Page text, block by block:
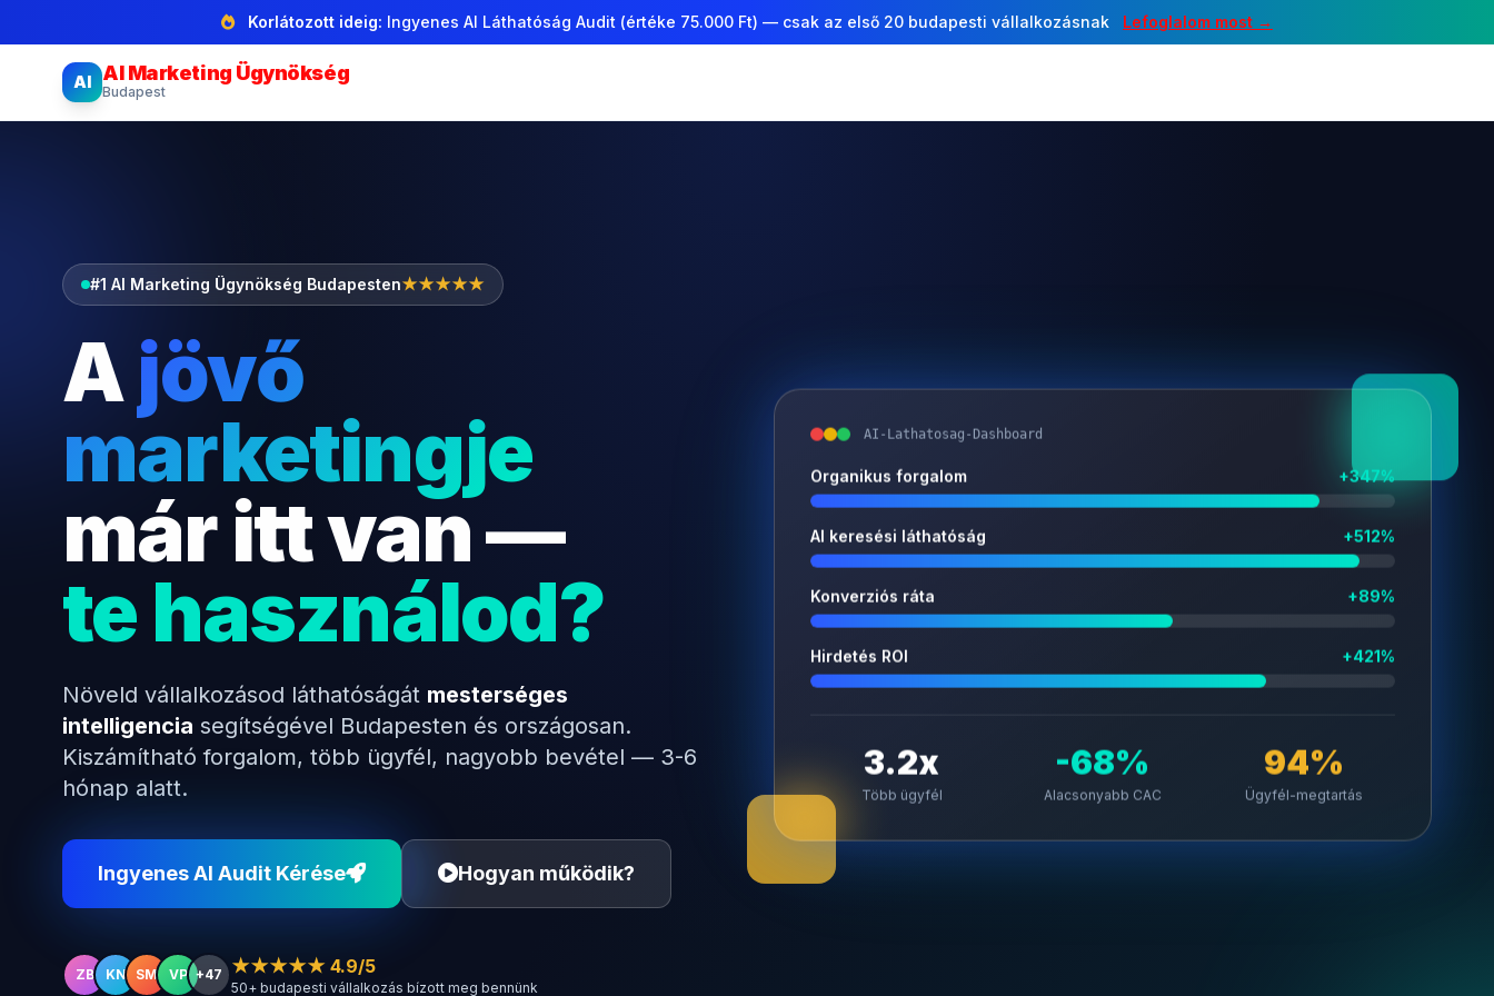
Korlátozott ideig: Ingyenes AI Láthatóság Audit (értéke 75.000 Ft) — csak az első 20 budapesti vállalkozásnak Lefoglalom most →
AI AI Marketing Ügynökség
Budapest
#1 AI Marketing Ügynökség Budapesten★★★★★
Ajövő
marketingje
már itt van —
te használod?
Növeld vállalkozásod láthatóságát mesterséges
intelligencia segítségével Budapesten és országosan.
Kiszámítható forgalom, több ügyfél, nagyobb bevétel — 3-6
hónap alatt.
Ingyenes AI Audit Kérése Hogyan működik?
ZB KN SM VP +47 ★★★★★ 4.9/5
50+ budapesti vállalkozás bízott meg bennünk
AI-Lathatosag-Dashboard
Organikus forgalom +347%
AI keresési láthatóság +512%
Konverziós ráta +89%
Hirdetés ROI +421%
3.2x
Több ügyfél
-68%
Alacsonyabb CAC
94%
Ügyfél-megtartás